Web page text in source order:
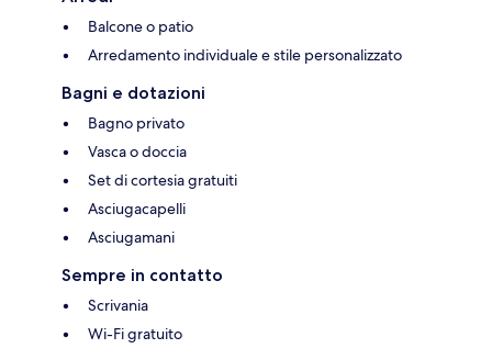
Balcone o patio
Arredamento individuale e stile personalizzato
Bagni e dotazioni
Bagno privato
Vasca o doccia
Set di cortesia gratuiti
Asciugacapelli
Asciugamani
Sempre in contatto
Scrivania
Wi-Fi gratuito